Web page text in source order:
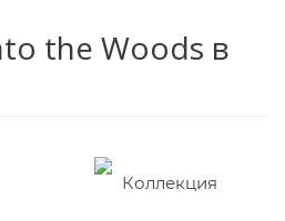
the Woods в